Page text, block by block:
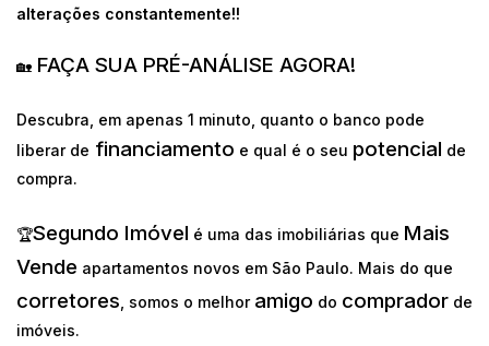
alterações constantemente!!
🏡 FAÇA SUA PRÉ-ANÁLISE AGORA!
Descubra, em apenas 1 minuto, quanto o banco pode
liberar de financiamento e qual é o seu potencial de
compra.
🏆Segundo Imóvel é uma das imobiliárias que Mais
Vende apartamentos novos em São Paulo. Mais do que
corretores , somos o melhor amigo do comprador de
imóveis.